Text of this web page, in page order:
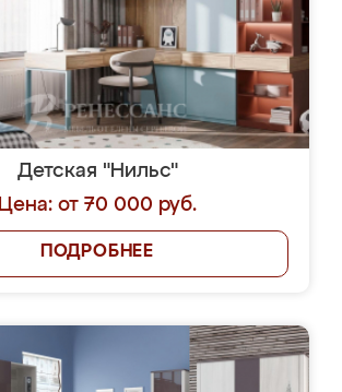
Детская "Нильс"
Цена: от 70 000 руб.
ПОДРОБНЕЕ